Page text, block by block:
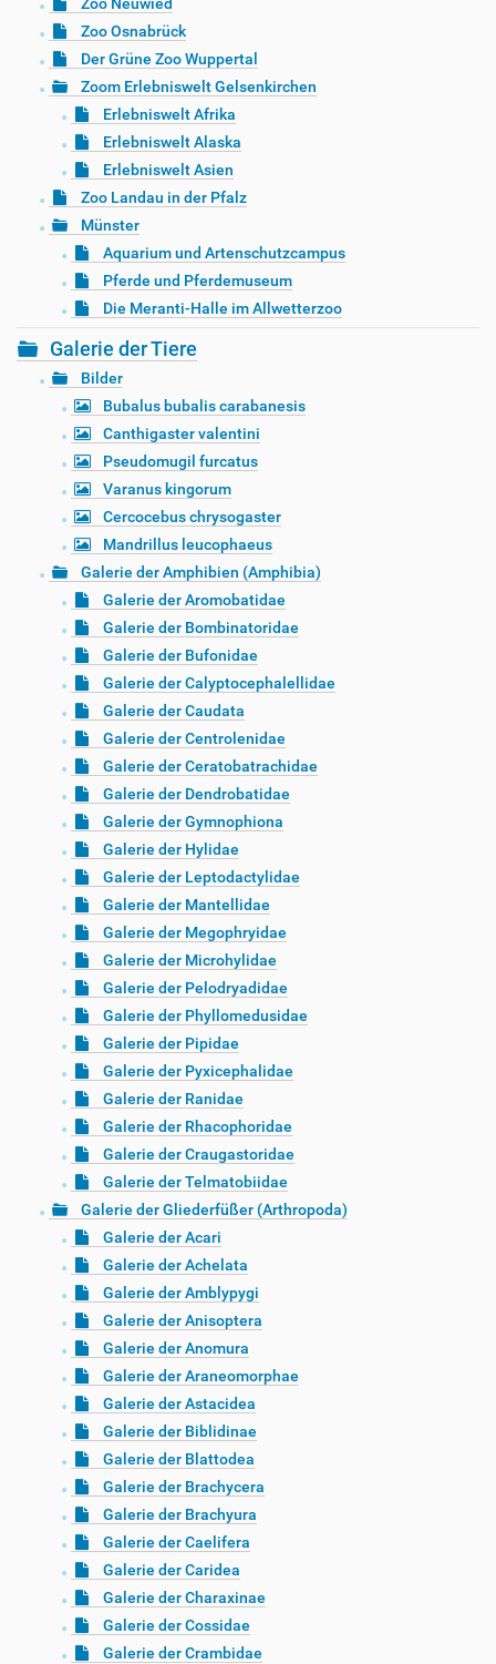
Zoo Neuwied
Zoo Osnabrück
Der Grüne Zoo Wuppertal
Zoom Erlebniswelt Gelsenkirchen
Erlebniswelt Afrika
Erlebniswelt Alaska
Erlebniswelt Asien
Zoo Landau in der Pfalz
Münster
Aquarium und Artenschutzcampus
Pferde und Pferdemuseum
Die Meranti-Halle im Allwetterzoo
Galerie der Tiere
Bilder
Bubalus bubalis carabanesis
Canthigaster valentini
Pseudomugil furcatus
Varanus kingorum
Cercocebus chrysogaster
Mandrillus leucophaeus
Galerie der Amphibien (Amphibia)
Galerie der Aromobatidae
Galerie der Bombinatoridae
Galerie der Bufonidae
Galerie der Calyptocephalellidae
Galerie der Caudata
Galerie der Centrolenidae
Galerie der Ceratobatrachidae
Galerie der Dendrobatidae
Galerie der Gymnophiona
Galerie der Hylidae
Galerie der Leptodactylidae
Galerie der Mantellidae
Galerie der Megophryidae
Galerie der Microhylidae
Galerie der Pelodryadidae
Galerie der Phyllomedusidae
Galerie der Pipidae
Galerie der Pyxicephalidae
Galerie der Ranidae
Galerie der Rhacophoridae
Galerie der Craugastoridae
Galerie der Telmatobiidae
Galerie der Gliederfüßer (Arthropoda)
Galerie der Acari
Galerie der Achelata
Galerie der Amblypygi
Galerie der Anisoptera
Galerie der Anomura
Galerie der Araneomorphae
Galerie der Astacidea
Galerie der Biblidinae
Galerie der Blattodea
Galerie der Brachycera
Galerie der Brachyura
Galerie der Caelifera
Galerie der Caridea
Galerie der Charaxinae
Galerie der Cossidae
Galerie der Crambidae